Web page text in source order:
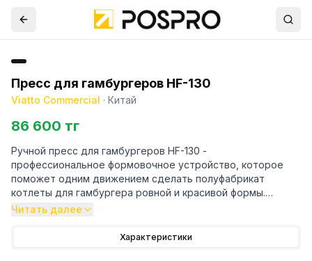
Пресс для гамбургеров HF-130
Viatto Commercial · Китай
86 600 тг
Ручной пресс для гамбургеров HF-130 -
профессиональное формовочное устройство, которое
поможет одним движением сделать полуфабрикат
котлеты для гамбургера ровной и красивой формы.
Подходит для формовки котлет и рубленных бифштексов
общественного питания, а также в торговых точках
Читать далее
Характеристики